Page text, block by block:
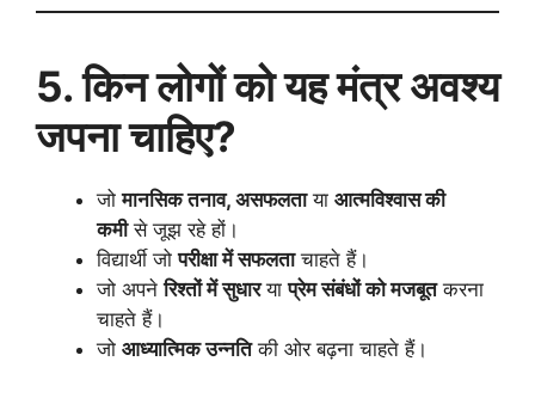
5. किन लोगों को यह मंत्र अवश्य
जपना चाहिए?
जोमानसिक तनाव, असफलताया आत्मविश्वास की
कमीसे जूझ रहे हों।
विद्यार्थी जोपरीक्षा में सफलताचाहते हैं।
जो अपनेरिश्तों में सुधारयाप्रेम संबंधों को मजबूतकरना
चाहते हैं।
जो आध्यात्मिक उन्नतिकी ओर बढ़ना चाहते हैं।